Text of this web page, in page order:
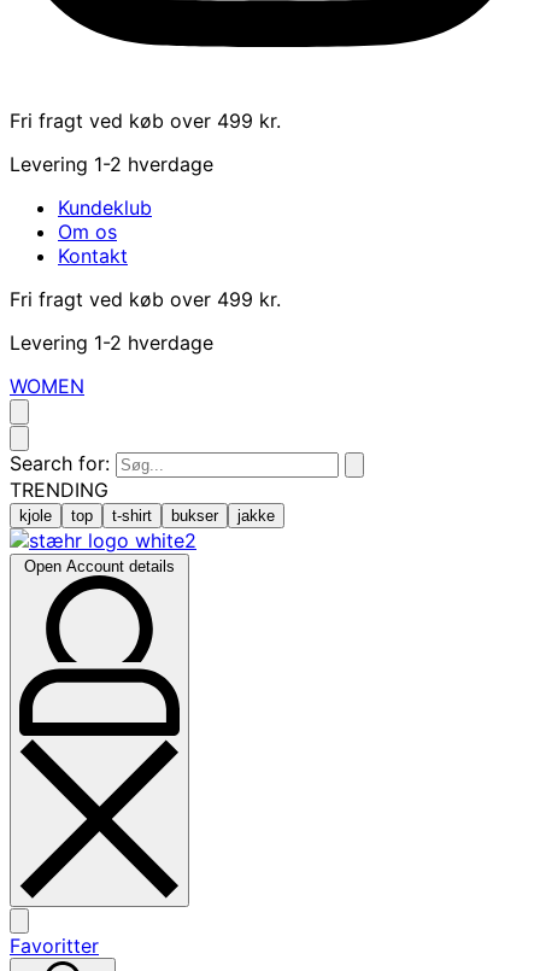
Fri fragt ved køb over 499 kr.
Levering 1-2 hverdage
Kundeklub
Om os
Kontakt
Fri fragt ved køb over 499 kr.
Levering 1-2 hverdage
WOMEN
Search for:
TRENDING
kjole top t-shirt bukser jakke
Open Account details
Favoritter